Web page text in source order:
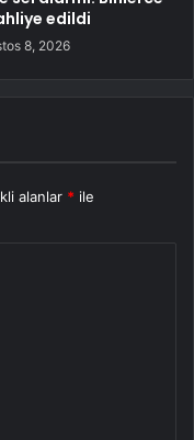
edildi
8, 2026
alanlar * ile